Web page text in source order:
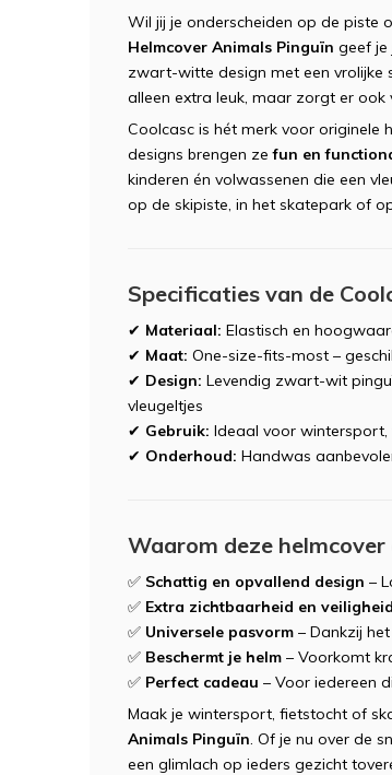
Wil jij je onderscheiden op de piste
Helmcover Animals Pinguïn geef je
zwart-witte design met een vrolijke
alleen extra leuk, maar zorgt er
Coolcasc is hét merk voor originele
designs brengen zefun en
kinderen én volwassenen die een
op de skipiste, in het skatepark of
Specificaties van de
✔ Materiaal: Elastisch en
✔ Maat: One-size-fits-most –
✔ Design: Levendig zwart-wit
vleugeltjes
✔ Gebruik: Ideaal voor wintersport,
✔ Onderhoud: Handwas
Waarom deze
✅ Schattig en opvallend design –
✅ Extra zichtbaarheid en veiligheid
✅ Universele pasvorm – Dankzij
✅ Beschermt je helm – Voorkomt
✅ Perfect cadeau – Voor iedereen
Maak je wintersport, fietstocht of
Animals Pinguïn. Of je nu over de
een glimlach op ieders gezicht